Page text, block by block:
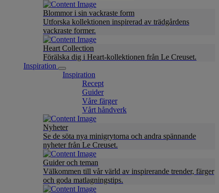
Blommor i sin vackraste form
Utforska kollektionen inspirerad av trädgårdens
vackraste former.
Heart Collection
Förälska dig i Heart-kollektionen från Le Creuset.
Inspiration
Inspiration
Recept
Guider
Våre färger
Vårt håndverk
Nyheter
Se de söta nya minigrytorna och andra spännande
nyheter från Le Creuset.
Guider och teman
Välkommen till vår värld av inspirerande trender, färger
och goda matlagningstips.